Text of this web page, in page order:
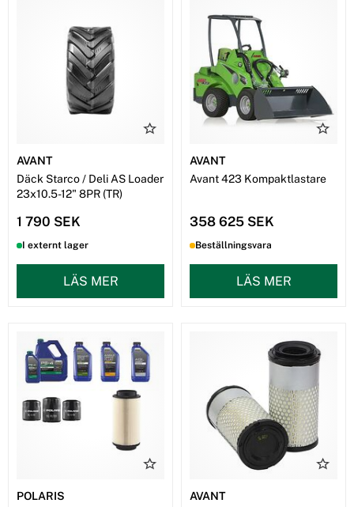
AVANT
Däck Starco / Deli AS Loader
23x10.5-12" 8PR (TR)
1 790 SEK
I externt lager
LÄS MER
AVANT
Avant 423 Kompaktlastare
358 625 SEK
Beställningsvara
LÄS MER
POLARIS
AVANT